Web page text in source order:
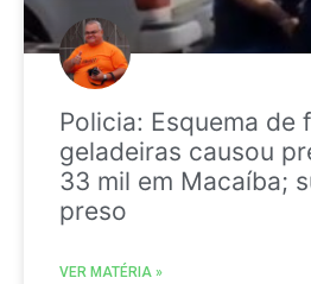
Policia: Esquema de
geladeiras causou
33 mil em Macaíba;
preso
VER MATÉRIA »